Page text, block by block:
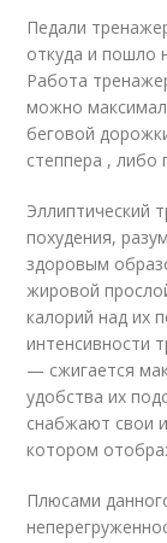
Педали
откуда и пошло
Работа
можно
беговой
степпера , либо
Эллиптический
похудения,
здоровым
жировой
калорий над их
интенсивности
— сжигается
удобства их
снабжают свои
котором
Плюсами